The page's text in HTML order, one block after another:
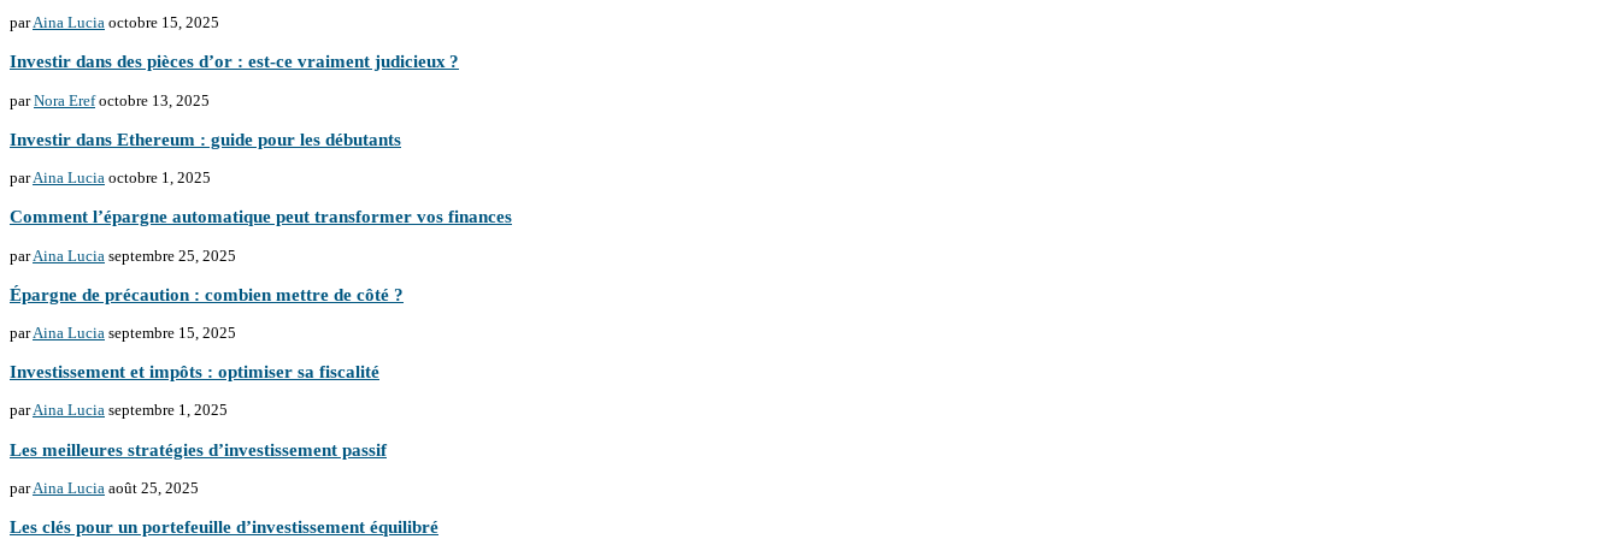
parAina Lucia octobre 15, 2025
Investir dans des pièces d’or : est-ce vraiment judicieux ?
parNora Eref octobre 13, 2025
Investir dans Ethereum : guide pour les débutants
parAina Lucia octobre 1, 2025
Comment l’épargne automatique peut transformer vos finances
parAina Lucia septembre 25, 2025
Épargne de précaution : combien mettre de côté ?
parAina Lucia septembre 15, 2025
Investissement et impôts : optimiser sa fiscalité
parAina Lucia septembre 1, 2025
Les meilleures stratégies d’investissement passif
parAina Lucia août 25, 2025
Les clés pour un portefeuille d’investissement équilibré